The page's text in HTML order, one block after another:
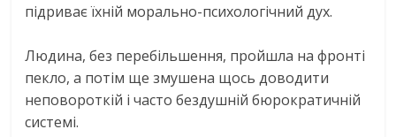
підриває їхній морально-психологічний дух.
Людина, без перебільшення, пройшла на фронті
пекло, а потім ще змушена щось доводити
неповороткій і часто бездушній бюрократичній
системі.